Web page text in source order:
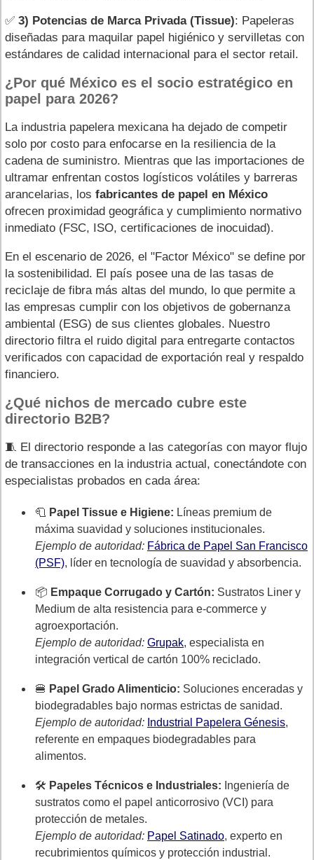
✅ 3) Potencias de Marca Privada (Tissue): Papeleras
diseñadas para maquilar papel higiénico y servilletas con
estándares de calidad internacional para el sector retail.
¿Por qué México es el socio estratégico en
papel para 2026?
La industria papelera mexicana ha dejado de competir
solo por costo para enfocarse en la resiliencia de la
cadena de suministro. Mientras que las importaciones de
ultramar enfrentan costos logísticos volátiles y barreras
arancelarias, los fabricantes de papel en México
ofrecen proximidad geográfica y cumplimiento normativo
inmediato (FSC, ISO, certificaciones de inocuidad).
En el escenario de 2026, el "Factor México" se define por
la sostenibilidad. El país posee una de las tasas de
reciclaje de fibra más altas del mundo, lo que permite a
las empresas cumplir con los objetivos de gobernanza
ambiental (ESG) de sus clientes globales. Nuestro
directorio filtra el ruido digital para entregarte contactos
verificados con capacidad de exportación real y respaldo
financiero.
¿Qué nichos de mercado cubre este
directorio B2B?
🧵 El directorio responde a las categorías con mayor flujo
de transacciones en la industria actual, conectándote con
especialistas probados en cada área:
🧻 Papel Tissue e Higiene: Líneas premium de
máxima suavidad y soluciones institucionales.
Ejemplo de autoridad: Fábrica de Papel San Francisco
(PSF), líder en tecnología de suavidad y absorbencia.
📦 Empaque Corrugado y Cartón: Sustratos Liner y
Medium de alta resistencia para e-commerce y
agroexportación.
Ejemplo de autoridad: Grupak, especialista en
integración vertical de cartón 100% reciclado.
🍔 Papel Grado Alimenticio: Soluciones enceradas y
biodegradables bajo normas estrictas de sanidad.
Ejemplo de autoridad: Industrial Papelera Génesis,
referente en empaques biodegradables para
alimentos.
🛠️ Papeles Técnicos e Industriales: Ingeniería de
sustratos como el papel anticorrosivo (VCI) para
protección de metales.
Ejemplo de autoridad: Papel Satinado, experto en
recubrimientos químicos y protección industrial.